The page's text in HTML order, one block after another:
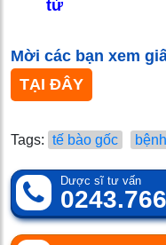
tử
Mời các bạn xem
TẠI ĐÂY
Tags: tế bào gốc
Dược sĩ tư vấn